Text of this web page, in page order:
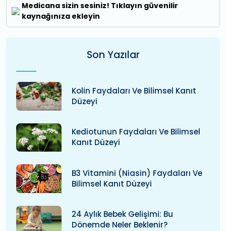
Medicana sizin sesiniz! Tıklayın güvenilir
kaynağınıza ekleyin
Son Yazılar
Kolin Faydaları Ve Bilimsel Kanıt
Düzeyi
Kediotunun Faydaları Ve Bilimsel
Kanıt Düzeyi
B3 Vitamini (niasin) Faydaları Ve
Bilimsel Kanıt Düzeyi
24 Aylık Bebek Gelişimi: Bu
Dönemde Neler Beklenir?